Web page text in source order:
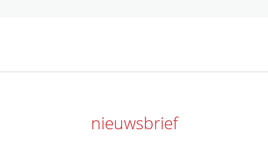
nieuwsbrief